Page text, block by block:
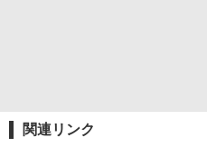
関連リンク